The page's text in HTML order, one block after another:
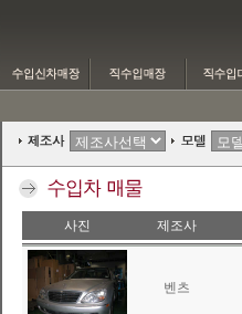
사진 제조사
벤츠